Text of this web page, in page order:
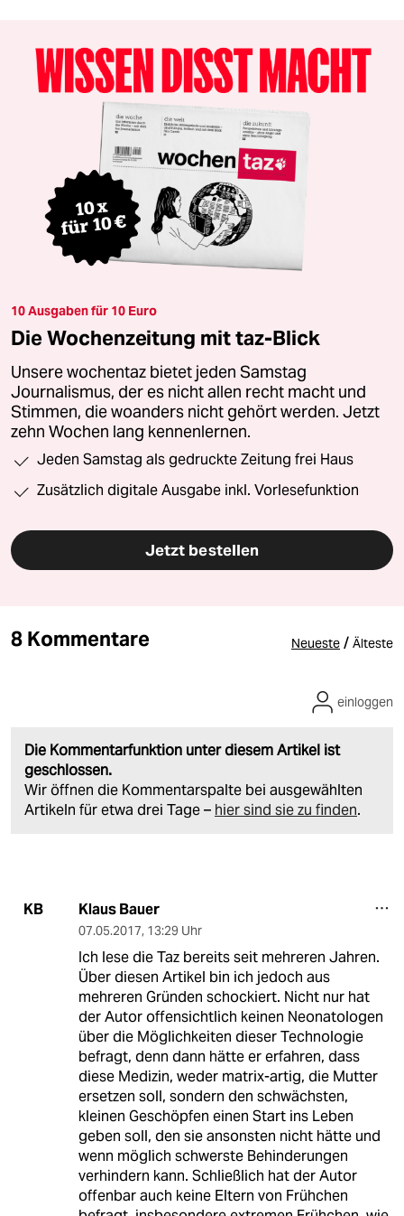
10 Ausgaben für 10 Euro
Die Wochenzeitung mit taz-Blick
Unsere wochentaz bietet jeden Samstag
Journalismus, der es nicht allen recht macht und
Stimmen, die woanders nicht gehört werden. Jetzt
zehn Wochen lang kennenlernen.
Jeden Samstag als gedruckte Zeitung frei Haus
Zusätzlich digitale Ausgabe inkl. Vorlesefunktion
Jetzt bestellen
8 Kommentare Neueste / Älteste
Die Kommentarfunktion unter diesem Artikel ist
geschlossen.
Wir öffnen die Kommentarspalte bei ausgewählten
Artikeln für etwa drei Tage – hier sind sie zu finden.
einloggen
KB Klaus Bauer
07.05.2017, 13:29 Uhr
Ich lese die Taz bereits seit mehreren Jahren.
Über diesen Artikel bin ich jedoch aus
mehreren Gründen schockiert. Nicht nur hat
der Autor offensichtlich keinen Neonatologen
über die Möglichkeiten dieser Technologie
befragt, denn dann hätte er erfahren, dass
diese Medizin, weder matrix-artig, die Mutter
ersetzen soll, sondern den schwächsten,
kleinen Geschöpfen einen Start ins Leben
geben soll, den sie ansonsten nicht hätte und
wenn möglich schwerste Behinderungen
verhindern kann. Schließlich hat der Autor
offenbar auch keine Eltern von Frühchen